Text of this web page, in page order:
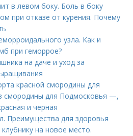
в левом боку. Боль в боку
при отказе от курения. Почему
узла. Как и
при геморрое?
на даче и уход за
красной смородины для
смородины для Подмосковья —,
и черная
Преимущества для здоровья
на новое место.